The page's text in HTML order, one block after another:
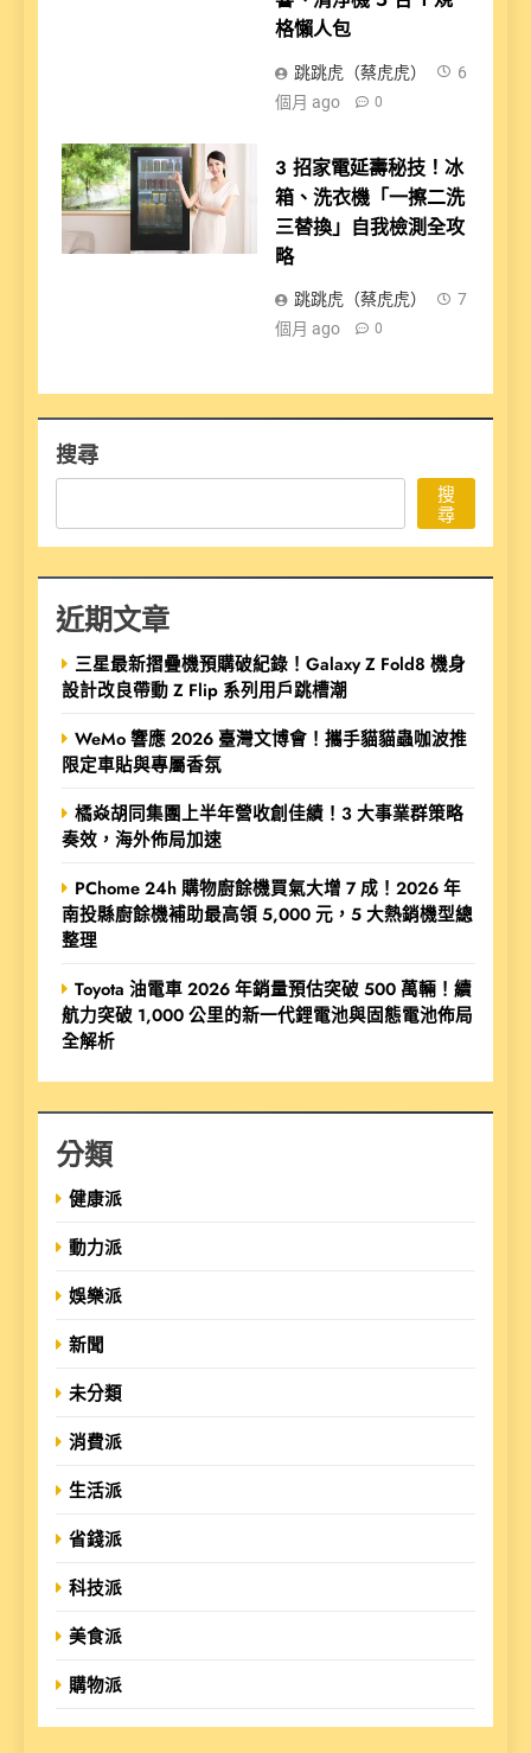
格懶人包
跳跳虎（蔡虎虎）
6
個月 ago
0
3 招家電延壽秘技！冰
箱、洗衣機「一擦二洗
三替換」自我檢測全攻
略
跳跳虎（蔡虎虎）
7
個月 ago
0
搜尋
搜
尋
近期文章
三星最新摺疊機預購破紀錄！Galaxy Z Fold8 機身
設計改良帶動 Z Flip 系列用戶跳槽潮
WeMo 響應 2026 臺灣文博會！攜手貓貓蟲咖波推
限定車貼與專屬香氛
橘焱胡同集團上半年營收創佳績！3 大事業群策略
奏效，海外佈局加速
PChome 24h 購物廚餘機買氣大增 7 成！2026 年
南投縣廚餘機補助最高領 5,000 元，5 大熱銷機型總
整理
Toyota 油電車 2026 年銷量預估突破 500 萬輛！續
航力突破 1,000 公里的新一代鋰電池與固態電池佈局
全解析
分類
健康派
動力派
娛樂派
新聞
未分類
消費派
生活派
省錢派
科技派
美食派
購物派